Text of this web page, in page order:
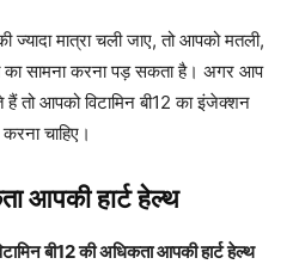
मात्रा चली जाए, तो आपको मतली,
का सामना करना पड़ सकता है। अगर आप
तो आपको विटामिन बी12 का इंजेक्शन
चाहिए।
आपकी हार्ट हेल्थ
बी12 की अधिकता आपकी हार्ट हेल्थ